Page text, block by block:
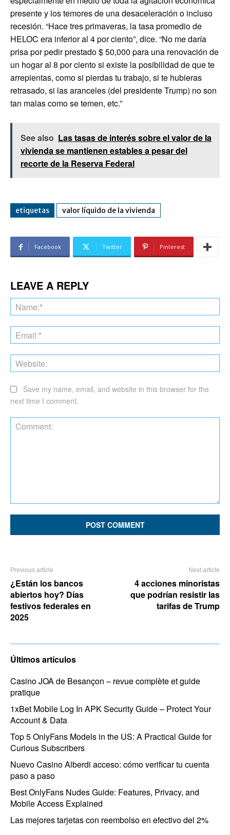
presente y los temores de una desaceleración o incluso
recesión. “Hace tres primaveras, la tasa promedio de
HELOC era inferior al 4 por ciento”, dice. “No me daría
prisa por pedir prestado $ 50,000 para una renovación de
un hogar al 8 por ciento si existe la posibilidad de que te
arrepientas, como si pierdas tu trabajo, si te hubieras
retrasado, si las aranceles (del presidente Trump) no son
tan malas como se temen, etc.”
See also Las tasas de interés sobre el valor de la
vivienda se mantienen estables a pesar del
recorte de la Reserva Federal
etiquetas valor líquido de la vivienda
Facebook Twitter Pinterest
LEAVE A REPLY
Save my name, email, and website in this browser for the
next time I comment.
Previous article
¿Están los bancos
abiertos hoy? Días
festivos federales en
2025
Next article
4 acciones minoristas
que podrían resistir las
tarifas de Trump
Últimos artículos
Casino JOA de Besançon – revue complète et guide
pratique
1xBet Mobile Log In APK Security Guide – Protect Your
Account & Data
Top 5 OnlyFans Models in the US: A Practical Guide for
Curious Subscribers
Nuevo Casino Alberdi acceso: cómo verificar tu cuenta
paso a paso
Best OnlyFans Nudes Guide: Features, Privacy, and
Mobile Access Explained
Las mejores tarjetas con reembolso en efectivo del 2%